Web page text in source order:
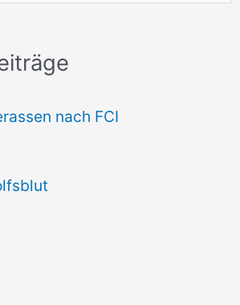
nach FCI